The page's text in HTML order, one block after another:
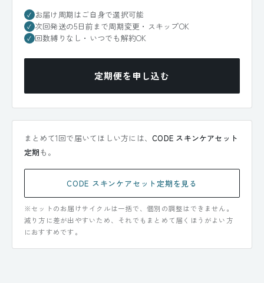
✓ お届け周期はご自身で選択可能
✓ 次回発送の5日前まで周期変更・スキップOK
✓ 回数縛りなし・いつでも解約OK
定期便を申し込む
まとめて1回で届いてほしい方には、CODE スキンケアセット
定期も。
CODE スキンケアセット定期を見る
※セットのお届けサイクルは一括で、個別の調整はできません。
減り方に差が出やすいため、それでもまとめて届くほうがよい方
におすすめです。